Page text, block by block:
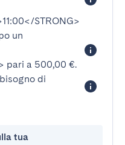
STRONG>
un
pari a 500,00 €.
di
tua